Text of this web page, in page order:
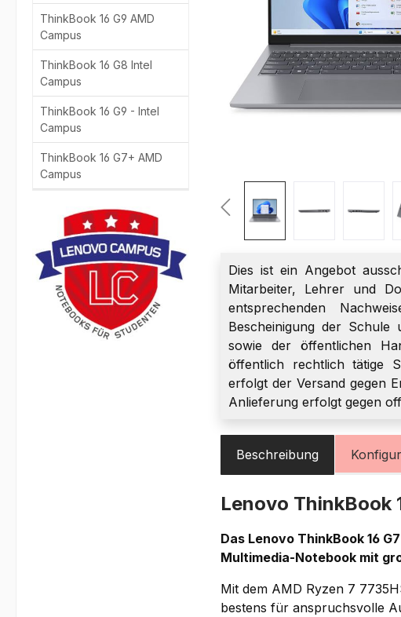
ThinkBook 16 G9 AMD
Campus
ThinkBook 16 G8 Intel
Campus
ThinkBook 16 G9 - Intel
Campus
ThinkBook 16 G7+ AMD
Campus
Dies ist ein Angebot
Mitarbeiter, Lehrer und
entsprechenden
Bescheinigung der
sowie der öffentlichen
öffentlich rechtlich tätige
erfolgt der Versand gegen
Anlieferung erfolgt gegen
Beschreibung
Lenovo ThinkBook
Das Lenovo ThinkBook 16
Multimedia-Notebook mit
Mit dem AMD Ryzen 7
bestens für anspruchsvolle